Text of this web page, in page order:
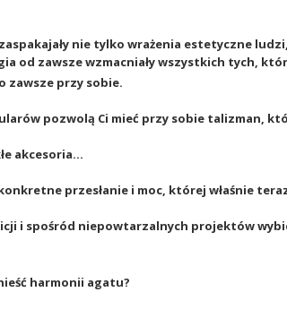
nie tylko wrażenia estetyczne
od zawsze wzmacniały wszystkich tych,
zawsze przy sobie.
pozwolą Ci mieć przy sobie talizman,
akcesoria…
przesłanie i moc, której właśnie
i spośród niepowtarzalnych projektów
harmonii agatu?